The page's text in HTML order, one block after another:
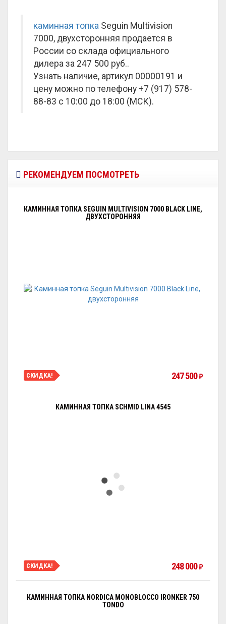
каминная топка Seguin Multivision
7000, двухсторонняя продается в
России со склада официального
дилера за 247 500 руб..
Узнать наличие, артикул 00000191 и
цену можно по телефону +7 (917) 578-
88-83 с 10:00 до 18:00 (МСК).
РЕКОМЕНДУЕМ ПОСМОТРЕТЬ
КАМИННАЯ ТОПКА SEGUIN MULTIVISION 7000 BLACK LINE,
ДВУХСТОРОННЯЯ
СКИДКА! 247 500₽
КАМИННАЯ ТОПКА SCHMID LINA 4545
СКИДКА! 248 000₽
КАМИННАЯ ТОПКА NORDICA MONOBLOCCO IRONKER 750
TONDO